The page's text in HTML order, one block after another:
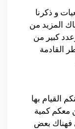
و ذكرنا
المزيد من
كبير من
القادمة
القيام بها
معكم كمية
فهناك بعض